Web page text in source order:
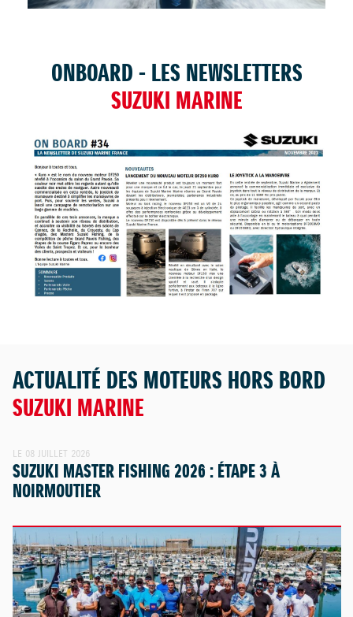
TROUVER UNE CONCESSION
ONBOARD - LES NEWSLETTERS
SUZUKI MARINE
ACTUALITÉ DES MOTEURS HORS BORD
SUZUKI MARINE
LE 08 JUILLET 2026
SUZUKI MASTER FISHING 2026 : ÉTAPE 3 À
NOIRMOUTIER